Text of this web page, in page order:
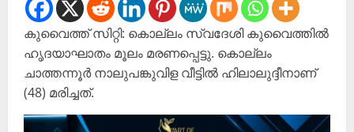
കുവൈത്ത് സിറ്റി: കൊല്ലം സ്വദേശി കുവൈത്തിൽ
ഹൃദയാഘാതം മൂലം മരണപ്പെട്ടു. കൊല്ലം
ചാത്തന്നൂർ നാലുപങ്കുവിള വീട്ടിൽ ഹിലാലുദ്ദീനാണ്
(48) മരിച്ചത്.